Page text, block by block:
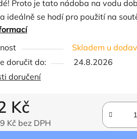
Proto je tato nádoba na vodu
ideálně se hodí pro použití na
usnadňuje plnění a
Po složení se vejde do
Obsahuje rukojeť pro snadné
10 l
cca. 20 x 20 x 3 cm (prázdné)
Skladem u
doručit do:
24.8.2026
doručení
Kč
Kč bez DPH